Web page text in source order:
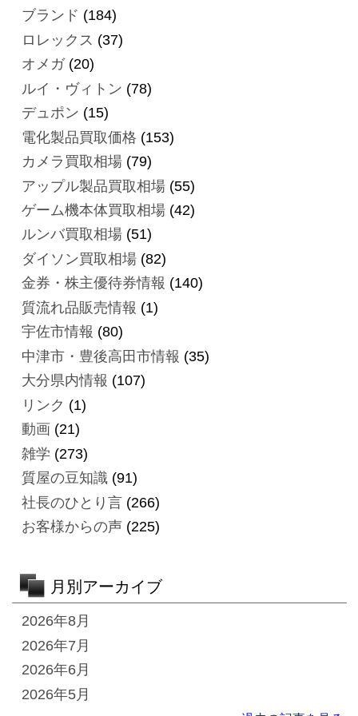
ブランド (184)
ロレックス (37)
オメガ(20)
ルイ・ヴィトン (78)
デュポン (15)
電化製品買取価格 (153)
カメラ買取相場(79)
アップル製品買取相場(55)
ゲーム機本体買取相場(42)
ルンバ買取相場(51)
ダイソン買取相場(82)
金券・株主優待券情報 (140)
質流れ品販売情報 (1)
宇佐市情報 (80)
中津市・豊後高田市情報 (35)
大分県内情報 (107)
リンク (1)
動画 (21)
雑学 (273)
質屋の豆知識(91)
社長のひとり言(266)
お客様からの声(225)
月別アーカイブ
2026年8月
2026年7月
2026年6月
2026年5月